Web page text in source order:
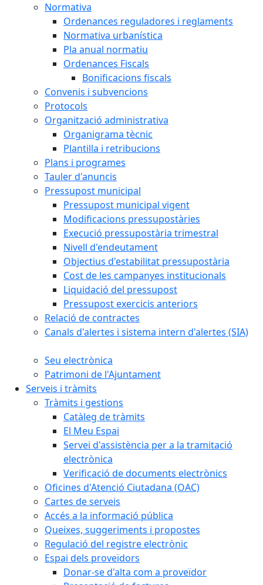
Normativa
Ordenances reguladores i reglaments
Normativa urbanística
Pla anual normatiu
Ordenances Fiscals
Bonificacions fiscals
Convenis i subvencions
Protocols
Organització administrativa
Organigrama tècnic
Plantilla i retribucions
Plans i programes
Tauler d'anuncis
Pressupost municipal
Pressupost municipal vigent
Modificacions pressupostàries
Execució pressupostària trimestral
Nivell d'endeutament
Objectius d'estabilitat pressupostària
Cost de les campanyes institucionals
Liquidació del pressupost
Pressupost exercicis anteriors
Relació de contractes
Canals d'alertes i sistema intern d'alertes (SIA)
Seu electrònica
Patrimoni de l'Ajuntament
Serveis i tràmits
Tràmits i gestions
Catàleg de tràmits
El Meu Espai
Servei d'assistència per a la tramitació
electrònica
Verificació de documents electrònics
Oficines d'Atenció Ciutadana (OAC)
Cartes de serveis
Accés a la informació pública
Queixes, suggeriments i propostes
Regulació del registre electrònic
Espai dels proveïdors
Donar-se d'alta com a proveïdor